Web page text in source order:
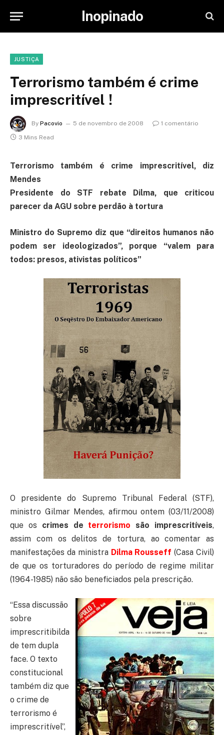
Inopinado
JUSTIÇA
Terrorismo também é crime
imprescritível !
By Pacovio 5 de novembro de 2008
1 comentário
3 Mins Read
Terrorismo também é crime imprescritível, diz
Mendes
Presidente do STF rebate Dilma, que criticou
parecer da AGU sobre perdão à tortura
Ministro do Supremo diz que “direitos humanos não
podem ser ideologizados”, porque “valem para
todos: presos, ativistas políticos”
O presidente do Supremo Tribunal Federal (STF),
ministro Gilmar Mendes, afirmou ontem (03/11/2008)
que os crimes de terrorismo são imprescritíveis,
assim com os delitos de tortura, ao comentar as
manifestações da ministra Dilma Rousseff (Casa Civil)
de que os torturadores do período de regime militar
(1964-1985) não são beneficiados pela prescrição.
“Essa discussão
sobre
imprescritibilda
de tem dupla
face. O texto
constitucional
também diz que
o crime de
terrorismo é
imprescritível”,